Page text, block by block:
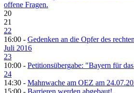
offene Fragen.
20
21
22
16:00 - Gedenken an die Opfer des
Juli 2016
23
10:00 - Petitionsübergabe: "Bayern für
24
14:30 - Mahnwache am OEZ am